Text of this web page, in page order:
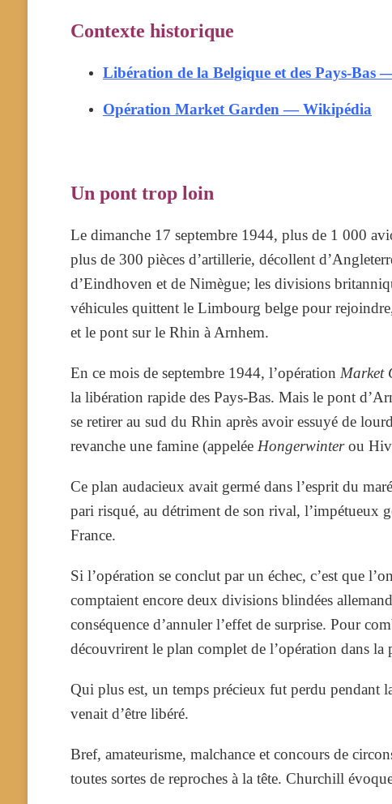
Contexte historique
Libération de la Belgique et des Pays-Bas
Opération Market Garden — Wikipédia
Un pont trop loin
Le dimanche 17 septembre 1944, plus de 1 000
plus de 300 pièces d’artillerie, décollent
d’Eindhoven et de Nimègue; les divisions
véhicules quittent le Limbourg belge pour
et le pont sur le Rhin à Arnhem.
En ce mois de septembre 1944, l’opération Market
la libération rapide des Pays-Bas. Mais le pont
se retirer au sud du Rhin après avoir essuyé de
revanche une famine (appelée Hongerwinterou
Ce plan audacieux avait germé dans l’esprit du
pari risqué, au détriment de son rival, l’impétueux
France.
Si l’opération se conclut par un échec, c’est que
comptaient encore deux divisions blindées
conséquence d’annuler l’effet de surprise. Pour
découvrirent le plan complet de l’opération dans
Qui plus est, un temps précieux fut perdu pendant
venait d’être libéré.
Bref, amateurisme, malchance et concours de
toutes sortes de reproches à la tête. Churchill